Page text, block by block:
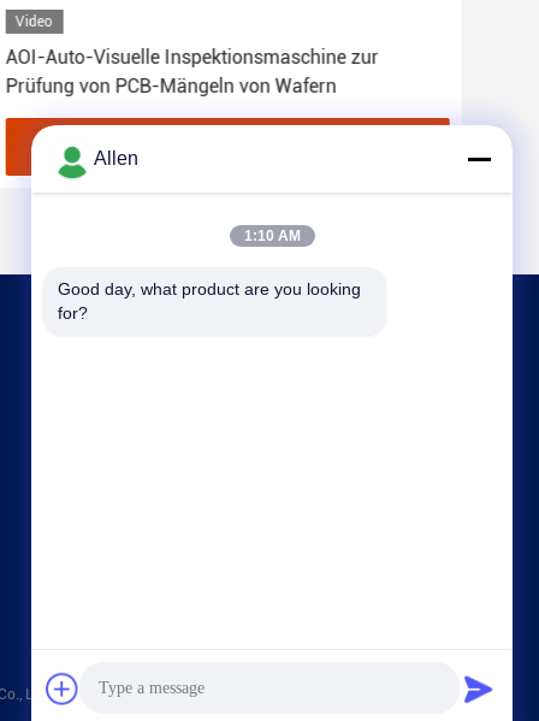
Video
AOI-Auto-Visuelle Inspektionsmaschine zur
Prüfung von PCB-Mängeln von Wafern
Erhalten Sie besten Preis
Ltd. . Alle Rechte vorbehalten.
Allen
1:10 AM
Good day, what product are you looking
for?